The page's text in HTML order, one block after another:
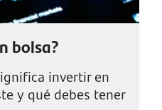
bolsa?
invertir en
y qué debes tener